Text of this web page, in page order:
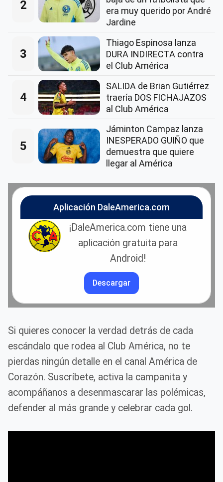
2
era muy querido por André
Jardine
3
Thiago Espinosa lanza
DURA INDIRECTA contra
el Club América
4
SALIDA de Brian Gutiérrez
traería DOS FICHAJAZOS
al Club América
5
Jáminton Campaz lanza
INESPERADO GUIÑO que
demuestra que quiere
llegar al América
Aplicación DaleAmerica.com
¡DaleAmerica.com tiene una
aplicación gratuita para
Android!
Descargar
Si quieres conocer la verdad detrás de cada
escándalo que rodea al Club América, no te
pierdas ningún detalle en el canal América de
Corazón. Suscríbete, activa la campanita y
acompáñanos a desenmascarar las polémicas,
defender al más grande y celebrar cada gol.